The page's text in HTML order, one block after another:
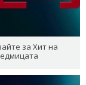
за Хит на